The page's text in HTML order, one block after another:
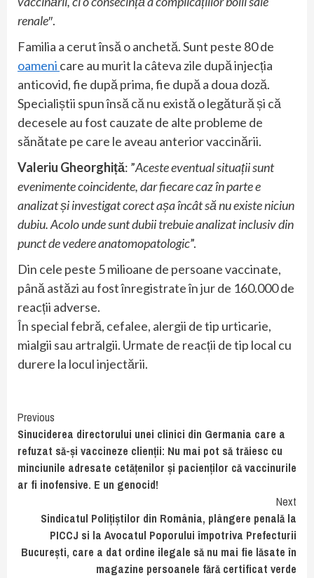
renale″.
Familia a cerut însă o anchetă. Sunt peste 80 de
oameni care au murit la câteva zile după injecția
anticovid, fie după prima, fie după a doua doză.
Specialiștii spun însă că nu există o legătură și că
decesele au fost cauzate de alte probleme de
sănătate pe care le aveau anterior vaccinării.
Valeriu Gheorghiță: ”Aceste eventual situații sunt
evenimente coincidente, dar fiecare caz în parte e
analizat și investigat corect așa încât să nu existe niciun
dubiu. Acolo unde sunt dubii trebuie analizat inclusiv din
punct de vedere anatomopatologic”.
Din cele peste 5 milioane de persoane vaccinate,
până astăzi au fost înregistrate în jur de 160.000 de
reacții adverse.
În special febră, cefalee, alergii de tip urticarie,
mialgii sau artralgii. Urmate de reacții de tip local cu
durere la locul injectării.
Continue
Reading
Previous
Sinuciderea directorului unei clinici din Germania care a
refuzat să-și vaccineze clienții: Nu mai pot să trăiesc cu
minciunile adresate cetățenilor și pacienților că vaccinurile
ar fi inofensive. E un genocid!
Next
Sindicatul Polițiștilor din România, plângere penală la
PICCJ si la Avocatul Poporului împotriva Prefecturii
București, care a dat ordine ilegale să nu mai fie lăsate în
magazine persoanele fără certificat verde